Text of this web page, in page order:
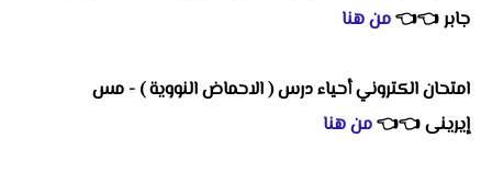
جابر👈
👈من هنا
امتحان الكتروني أحياء درس ( الاحماض النووية ) - مس
إيرينى👈
👈من هنا